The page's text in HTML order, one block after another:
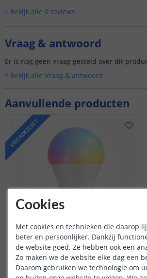
Aanvullende producten
VOORDEELSET
Wifi lamp - E27 fitting
9 watt - RGBWW
Bekijk alle 0 reviews
Vraag & antwoord
Er is nog geen vraag gesteld over dit
Bekijk alle Vraag & antwoord
Cookies
Met cookies en technieken die daarop
beter en persoonlijker. Dankzij
de website goed. Ze hebben ook een
Zo maken we de website elke dag een
Daarom gebruiken we technologie om